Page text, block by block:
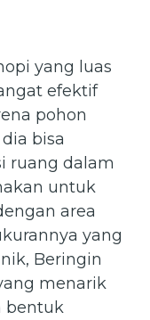
yang luas
efektif
pohon
bisa
ruang dalam
untuk
area
yang
Beringin
menarik
bentuk